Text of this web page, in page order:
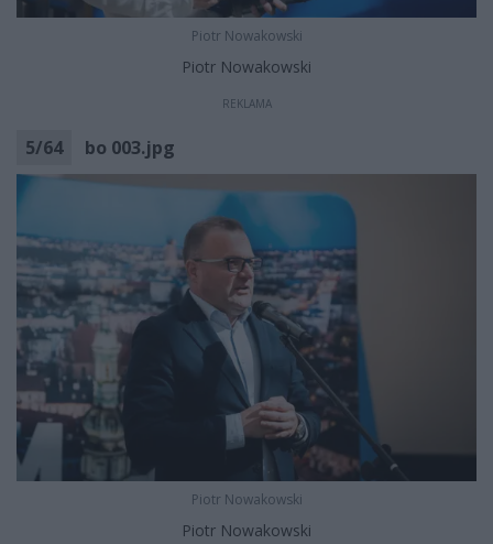
Piotr Nowakowski
Piotr Nowakowski
REKLAMA
5/64 bo 003.jpg
Piotr Nowakowski
Piotr Nowakowski